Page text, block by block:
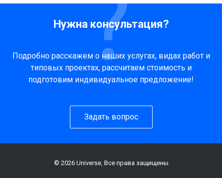
Нужна консультация?
Подробно расскажем о наших услугах, видах работ и
типовых проектах, рассчитаем стоимость и
подготовим индивидуальное предложение!
Задать вопрос
© 2026 Universe, Все права защищены